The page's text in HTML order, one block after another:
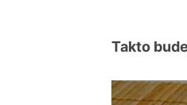
Takto